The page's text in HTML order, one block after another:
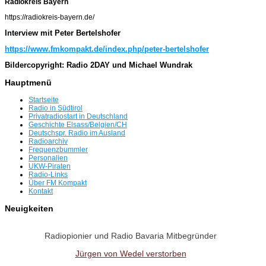
Radiokreis Bayern
https://radiokreis-bayern.de/
Interview mit Peter Bertelshofer
https://www.fmkompakt.de/index.php/peter-bertelshofer
Bildercopyright: Radio 2DAY und Michael Wundrak
Hauptmenü
Startseite
Radio in Südtirol
Privatradiostart in Deutschland
Geschichte Elsass/Belgien/CH
Deutschspr. Radio im Ausland
Radioarchiv
Frequenzbummler
Personalien
UKW-Piraten
Radio-Links
Über FM Kompakt
Kontakt
Neuigkeiten
Radiopionier und Radio Bavaria Mitbegründer
Jürgen von Wedel verstorben